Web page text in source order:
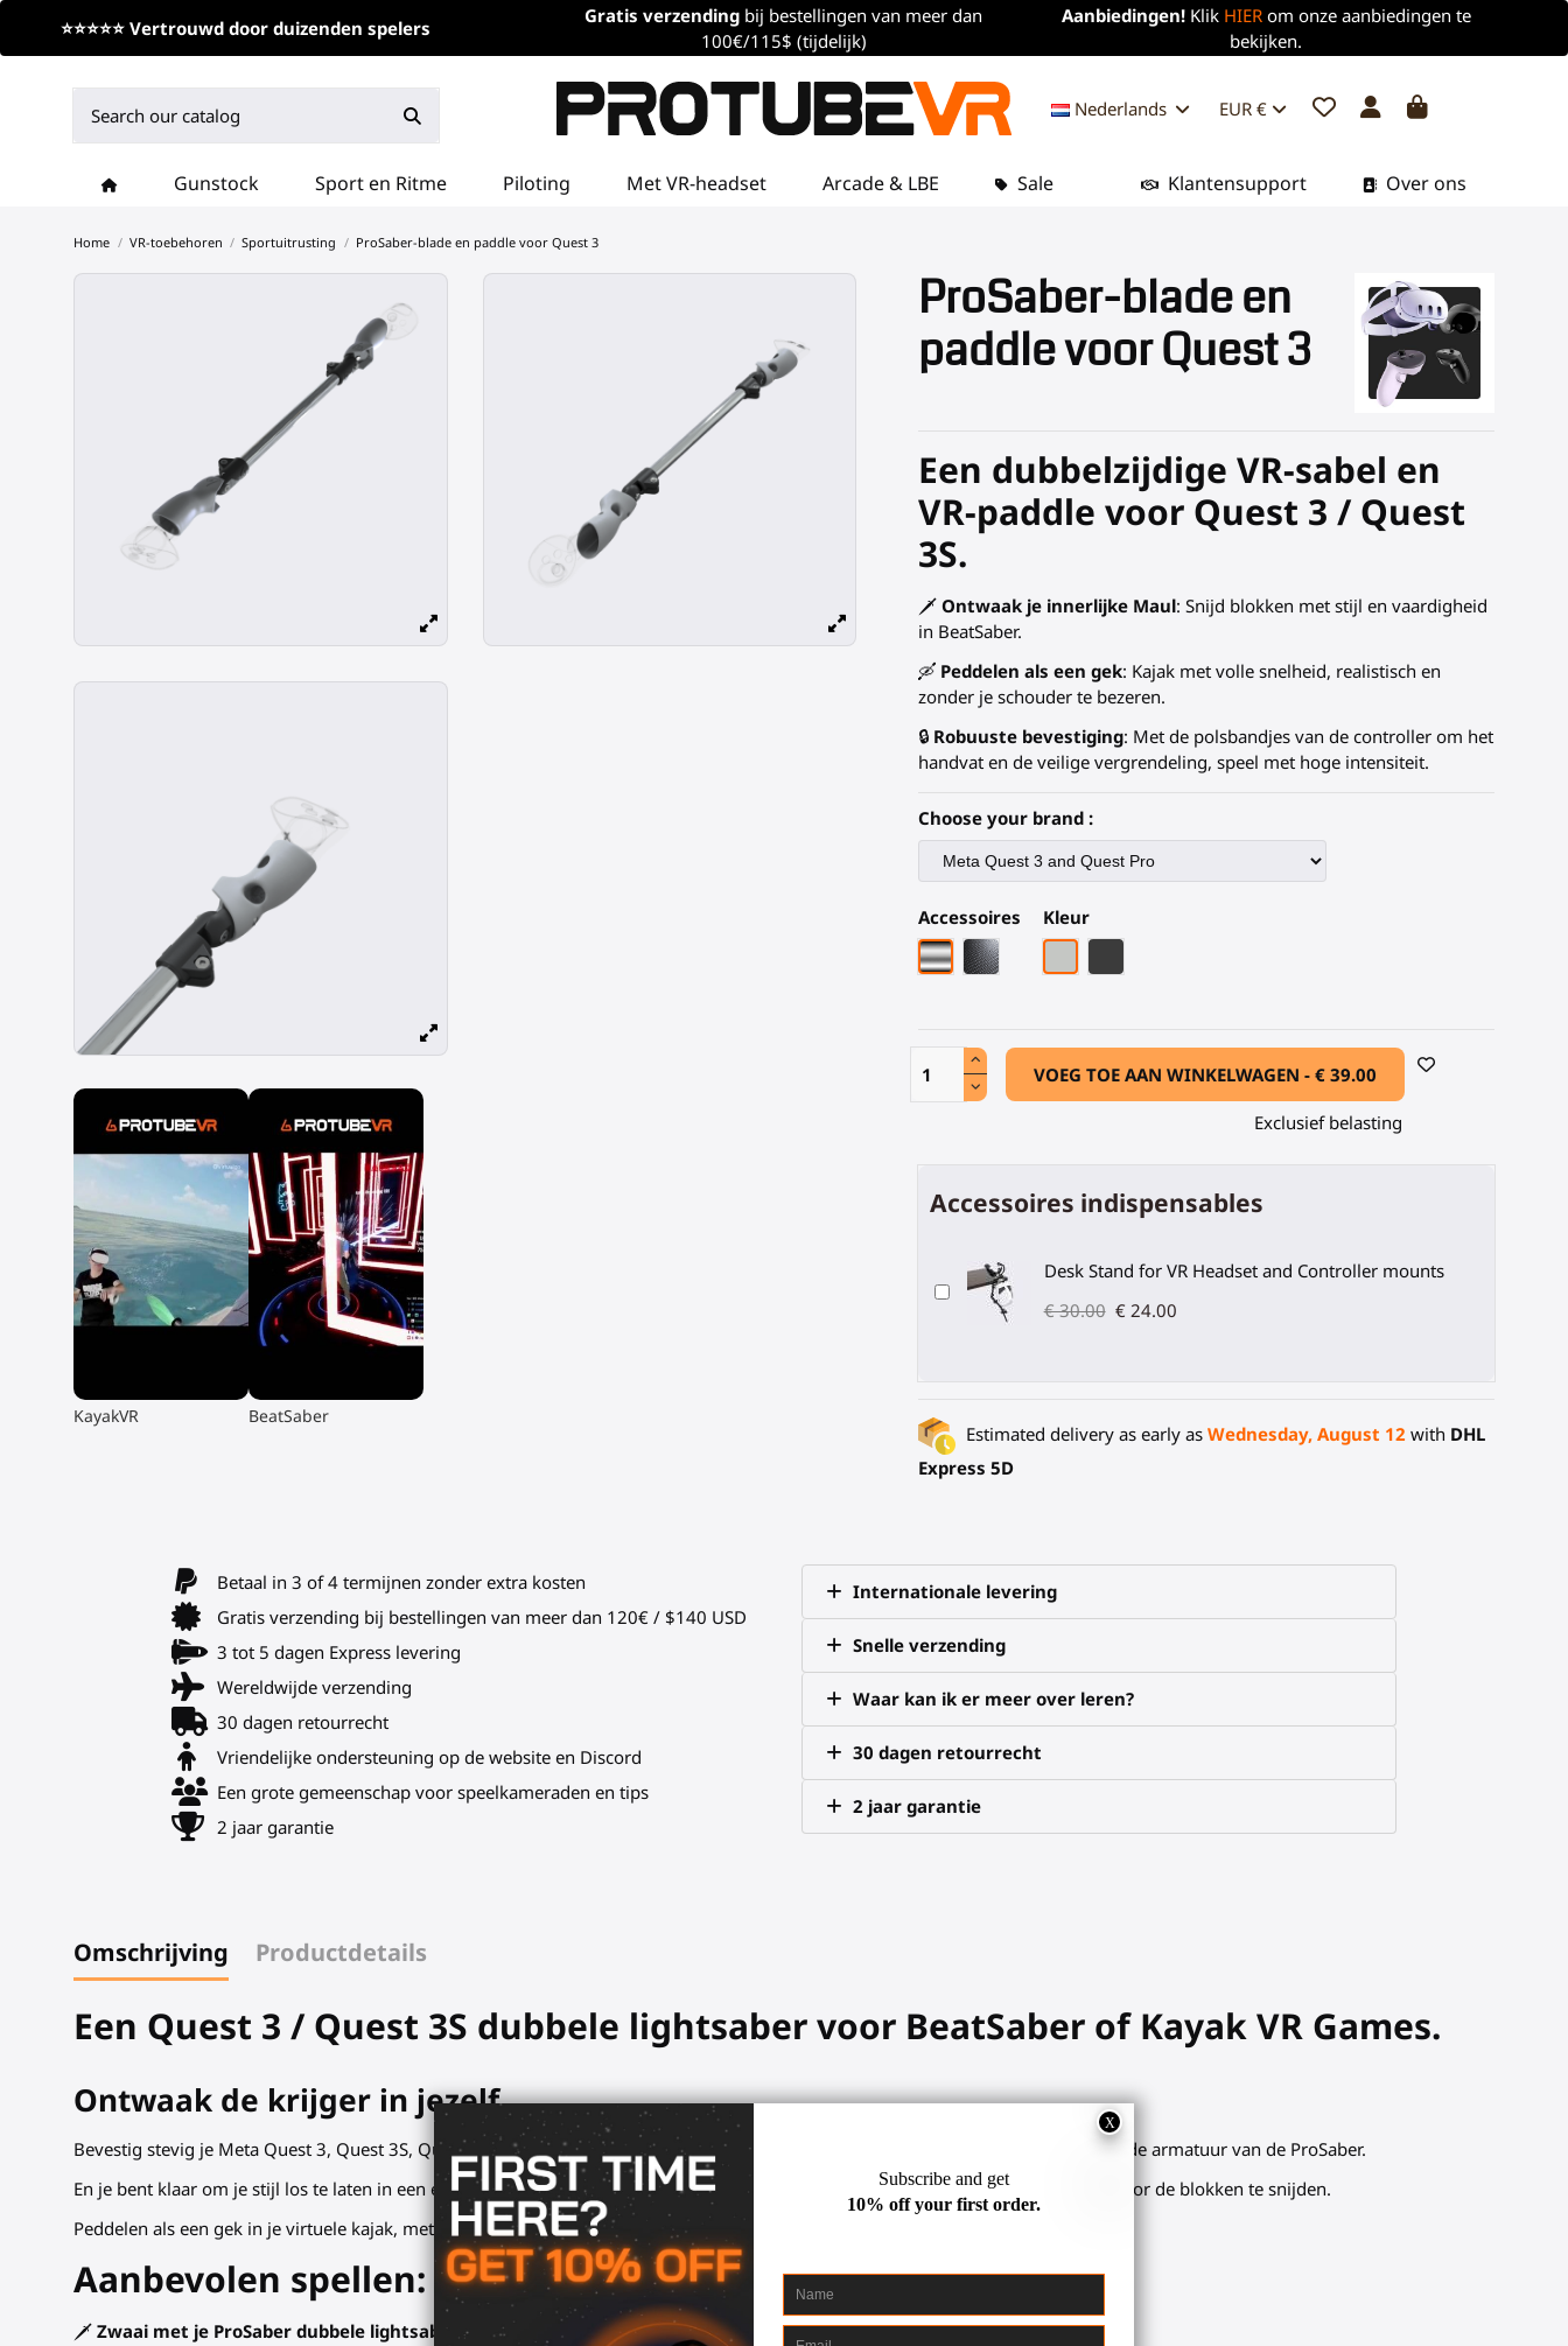
⭐⭐⭐⭐⭐ Vertrouwd door duizenden spelers
Gratis verzending bij bestellingen van meer dan
100€/115$ (tijdelijk)
Aanbiedingen!Klik HIER om onze aanbiedingen te
bekijken.
EUR €
Nederlands
Gunstock Sport en Ritme Piloting Met VR-headset Arcade & LBE Sale Over ons
Klantensupport
Home VR-toebehoren Sportuitrusting ProSaber-blade en paddle voor Quest 3
▶
KayakVR ▶
BeatSaber
ProSaber-blade en
paddle voor Quest 3
Een dubbelzijdige VR-sabel en
VR-paddle voor Quest 3 / Quest
3S.
🗡️ Ontwaak je innerlijke Maul: Snijd blokken met stijl en vaardigheid
in BeatSaber.
🛶 Peddelen als een gek: Kajak met volle snelheid, realistisch en
zonder je schouder te bezeren.
🔒 Robuuste bevestiging: Met de polsbandjes van de controller om het
handvat en de veilige vergrendeling, speel met hoge intensiteit.
Choose your brand :
Accessoires
Chroom armatuur
Zwarte koolstofvezel armatuur
Kleur
VOEG TOE AAN WINKELWAGEN -€ 39.00
Exclusief belasting
Accessoires indispensables
Desk Stand for VR Headset and Controller mounts
€ 30.00 € 24.00
Estimated delivery as early as Wednesday, August 12 with DHL
Express 5D
Betaal in 3 of 4 termijnen zonder extra kosten
Gratis verzending bij bestellingen van meer dan 120€ / $140 USD
3 tot 5 dagen Express levering
Wereldwijde verzending
30 dagen retourrecht
Vriendelijke ondersteuning op de website en Discord
Een grote gemeenschap voor speelkameraden en tips
2 jaar garantie
Internationale levering
Snelle verzending
Waar kan ik er meer over leren?
30 dagen retourrecht
2 jaar garantie
Omschrijving Productdetails
Een Quest 3 / Quest 3S dubbele lightsaber voor BeatSaber of Kayak VR Games.
Ontwaak de krijger in jezelf.
Bevestig stevig je Meta Quest 3, Quest 3S, Quest Pro controllers in de bevestigde houders, met de polsband van de controllers om de armatuur van de ProSaber.
En je bent klaar om je stijl los te laten in een explosie van beweging, de ProSaber in je handen of om je heen te laten draaien, om door de blokken te snijden.
Peddelen als een gek in je virtuele kajak, met een set realistische bewegingen zonder je schouders te bezeren.
Aanbevolen spellen:
🗡️Zwaai met je ProSaber dubbele lightsaber in